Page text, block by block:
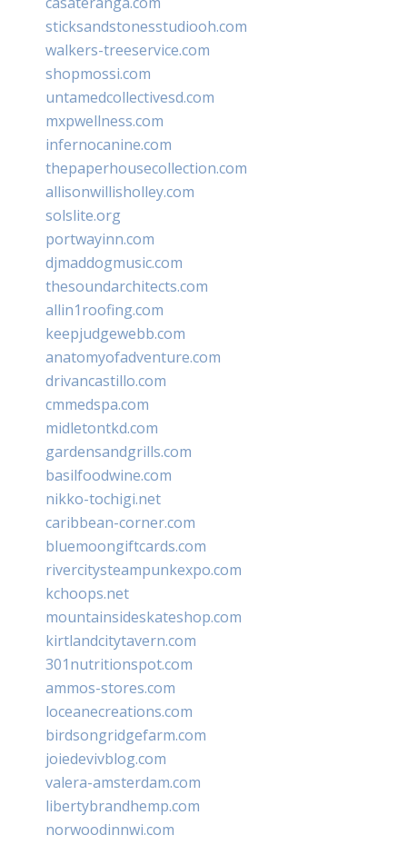
sticksandstonesstudiooh.com
walkers-treeservice.com
shopmossi.com
untamedcollectivesd.com
mxpwellness.com
infernocanine.com
thepaperhousecollection.com
allisonwillisholley.com
solslite.org
portwayinn.com
djmaddogmusic.com
thesoundarchitects.com
allin1roofing.com
keepjudgewebb.com
anatomyofadventure.com
drivancastillo.com
cmmedspa.com
midletontkd.com
gardensandgrills.com
basilfoodwine.com
nikko-tochigi.net
caribbean-corner.com
bluemoongiftcards.com
rivercitysteampunkexpo.com
kchoops.net
mountainsideskateshop.com
kirtlandcitytavern.com
301nutritionspot.com
ammos-stores.com
loceanecreations.com
birdsongridgefarm.com
joiedevivblog.com
valera-amsterdam.com
libertybrandhemp.com
norwoodinnwi.com